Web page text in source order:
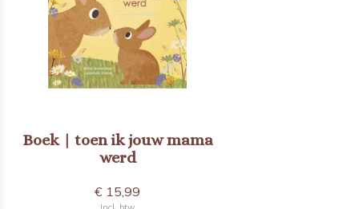
Boek | toen ik jouw mama
werd
€ 15,99